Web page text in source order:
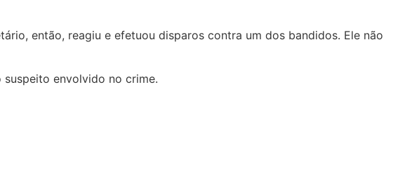
então, reagiu e efetuou disparos contra um dos bandidos. Ele não
suspeito envolvido no crime.